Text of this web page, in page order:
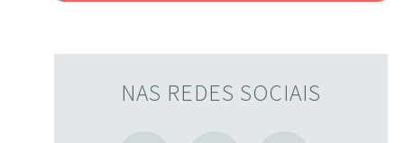
NAS REDES SOCIAIS